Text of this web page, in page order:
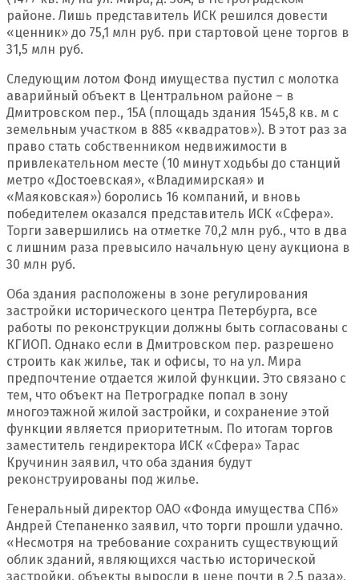
районе. Лишь представитель ИСК решился довести
«ценник» до 75,1 млн руб. при стартовой цене торгов в
31,5 млн руб.
Следующим лотом Фонд имущества пустил с молотка
аварийный объект в Центральном районе – в
Дмитровском пер., 15А (площадь здания 1545,8 кв. м с
земельным участком в 885 «квадратов»). В этот раз за
право стать собственником недвижимости в
привлекательном месте (10 минут ходьбы до станций
метро «Достоевская», «Владимирская» и
«Маяковская») боролись 16 компаний, и вновь
победителем оказался представитель ИСК «Сфера».
Торги завершились на отметке 70,2 млн руб., что в два
с лишним раза превысило начальную цену аукциона в
30 млн руб.
Оба здания расположены в зоне регулирования
застройки исторического центра Петербурга, все
работы по реконструкции должны быть согласованы с
КГИОП. Однако если в Дмитровском пер. разрешено
строить как жилье, так и офисы, то на ул. Мира
предпочтение отдается жилой функции. Это связано с
тем, что объект на Петроградке попал в зону
многоэтажной жилой застройки, и сохранение этой
функции является приоритетным. По итогам торгов
заместитель гендиректора ИСК «Сфера» Тарас
Кручинин заявил, что оба здания будут
реконструированы под жилье.
Генеральный директор ОАО «Фонда имущества СПб»
Андрей Степаненко заявил, что торги прошли удачно.
«Несмотря на требование сохранить существующий
облик зданий, являющихся частью исторической
застройки, объекты выросли в цене почти в 2,5 раза»,